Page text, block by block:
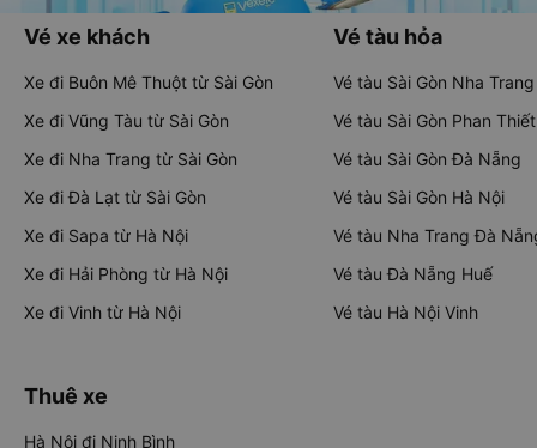
Vé xe khách
Xe đi Buôn Mê Thuột từ Sài Gòn
Xe đi Vũng Tàu từ Sài Gòn
Xe đi Nha Trang từ Sài Gòn
Xe đi Đà Lạt từ Sài Gòn
Xe đi Sapa từ Hà Nội
Xe đi Hải Phòng từ Hà Nội
Xe đi Vinh từ Hà Nội
Vé tàu hỏa
Vé tàu Sài Gòn Nha Trang
Vé tàu Sài Gòn Phan Thiết
Vé tàu Sài Gòn Đà Nẵng
Vé tàu Sài Gòn Hà Nội
Vé tàu Nha Trang Đà
Vé tàu Đà Nẵng Huế
Vé tàu Hà Nội Vinh
Thuê xe
Hà Nội đi Ninh Bình